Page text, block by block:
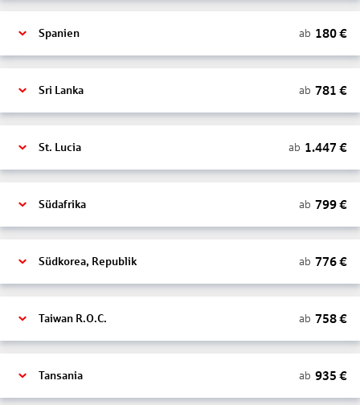
Spanien ab 180€
Sri Lanka ab 781 €
St. Lucia ab 1.447 €
Südafrika ab 799€
Südkorea, Republik ab 776€
Taiwan R.O.C. ab 758€
Tansania ab 935 €